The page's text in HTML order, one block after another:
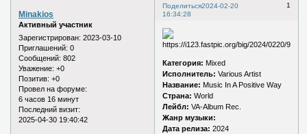
Поделиться 1
2024-02-20
16:34:28
Minakios
Активный участник
Зарегистрирован: 2023-03-10
Приглашений: 0
Сообщений: 802
Уважение: +0
Позитив: +0
Провел на форуме:
6 часов 16 минут
Последний визит:
2025-04-30 19:40:42
Категория: Mixed
Исполнитель: Various Artist
Название: Music In A Positive Way
Страна: World
Лейбл: VA-Album Rec.
Жанр музыки:
Дата релиза: 2024